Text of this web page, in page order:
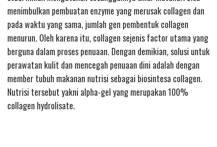
menimbulkan pembuatan enzyme yang merusak collagen dan
pada waktu yang sama, jumlah gen pembentuk collagen
menurun. Oleh karena itu, collagen sejenis factor utama yang
berguna dalam proses penuaan. Dengan demikian, solusi untuk
perawatan kulit dan mencegah penuaan dini adalah dengan
member tubuh makanan nutrisi sebagai biosintesa collagen.
Nutrisi tersebut yakni alpha-gel yang merupakan 100%
collagen hydrolisate.